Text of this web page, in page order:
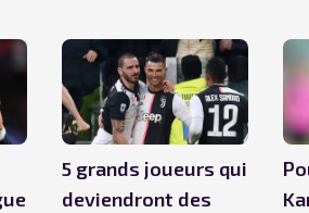
5 grands joueurs qui
deviendront des